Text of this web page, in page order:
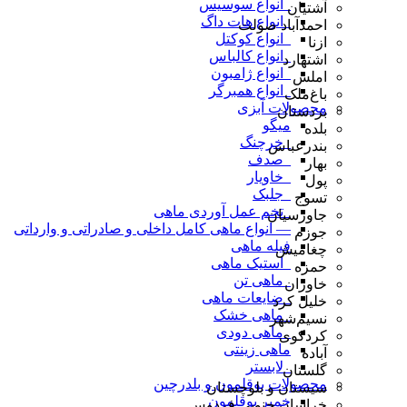
_انواع سوسیس
_انواع هات داگ
_انواع کوکتل
_انواع کالباس
_انواع ژامبون
_انواع همبرگر
محصولات آبزی
میگو
_خرچنگ
_صدف
_خاویار
_جلبک
_تخم عمل آوردی ماهی
— انواع ماهی کامل داخلی و صادراتی و وارداتی
فیله ماهی
_استیک ماهی
_ماهی تن
_ضایعات ماهی
_ماهی خشک
_ماهی دودی
ماهی زینتی
_لابستر
محصولات بوقلمون و بلدرچین
خمیر بوقلمون
آشتیان
احمدآباد صولت
ازنا
اشتهارد
املش
باغ‌ملک
بردستان
بلده
بندرعباس
بهار
پول
تسوج
جاورسیان
جوزم
چغامیش
حمزه
خاوران
خلیل کرد
نسیم‌شهر
کردکوی
آباده
گلستان
سیستان و بلوچستان